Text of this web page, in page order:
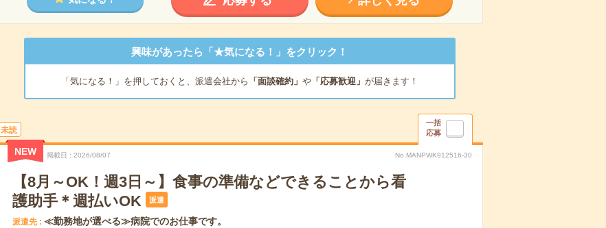
興味があったら「★気になる！」をクリック！
「気になる！」を押しておくと、派遣会社から 「面談確約」 や「応募歓迎」 が届きます！
未読
一括
応募
NEW 掲載日 2026/08/07 No.MANPWK912516-30
【8月～OK！週3日～】食事の準備などできることから看
護助手＊週払いOK
派遣
派遣先 ≪勤務地が選べる≫病院でのお仕事です。